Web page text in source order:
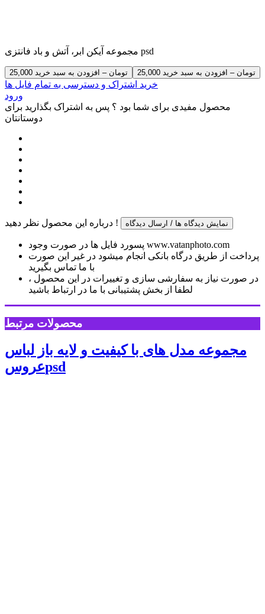
مجموعه آیکن ابر، آتش و باد فانتزی psd
25,000 تومان – افزودن به سبد خرید
خرید اشتراک و دسترسی به تمام فایل ها
ورود
محصول مفیدی برای شما بود ؟ پس به اشتراک بگذارید برای
دوستانتان
درباره این محصول نظر دهید ! نمایش دیدگاه ها / ارسال دیدگاه
پسورد فایل ها در صورت وجود www.vatanphoto.com
پرداخت از طریق درگاه بانکی انجام میشود در غیر این صورت
با ما تماس بگیرید
در صورت نیاز به سفارشی سازی و تغییرات در این محصول ،
لطفا از بخش پشتیبانی با ما در ارتباط باشید
محصولات مرتبط
مجموعه مدل های با کیفیت و لایه باز لباس
عروسpsd